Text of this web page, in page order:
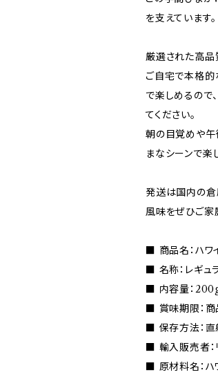
を支えています。
厳選された高品
ご自宅で本格的
で楽しめるので
てください。
朝の目覚めや午
まなシーンで楽
発送は国内の倉
風味をぜひご家
■ 商品名：ハワ
■ 名称：レギュ
■ 内容量：
■ 賞味期限：商
■ 保存方法：直
■ 輸入販売者：
■ 原材料名：ハ